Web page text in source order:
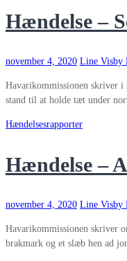
Hændelse –
november 4, 2020 Line Visby
Havarikommissionen skriver i
stand til at holde tæt under
Hændelsesrapporter
Hændelse –
november 4, 2020 Line Visby
Havarikommissionen skriver
brakmark og et slæb hen ad